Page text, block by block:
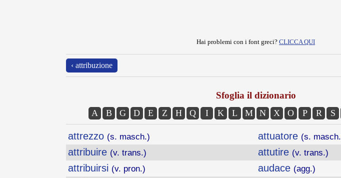
Hai problemi con i font greci? CLICCA QUI
‹ attribuzione
Sfoglia il dizionario
A B G D E Z H Q I K L M N X O P R S
attrezzo (s. masch.)
attribuire (v. trans.)
attribuirsi (v. pron.)
attuatore (s.
attutire (v. trans.)
audace (agg.)